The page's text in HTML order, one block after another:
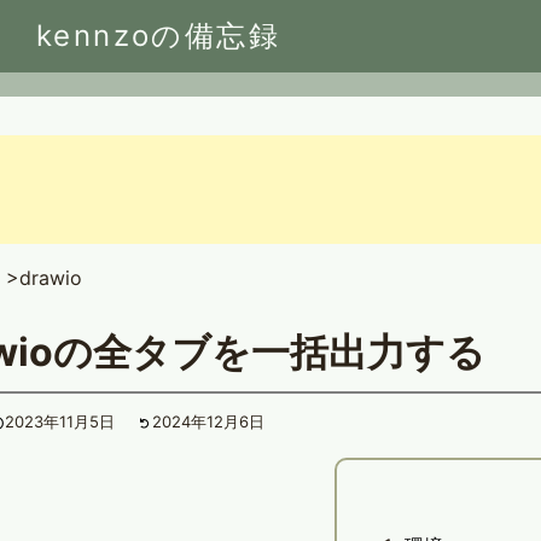
kennzoの備忘録
drawio
の全タブを一括出力する
2023年11月5日 2024年12月6日